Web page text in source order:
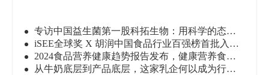
专访中国益生菌第一股科拓生物：用科学的态度持续打造卓越益生菌产品
iSEE全球奖 X 胡润中国食品行业百强榜首批入围企业公布！
2024食品营养健康趋势报告发布，健康营养食品的创新解法有哪些?
从牛奶底层到产品底层，这家乳企何以成为行业爆款制造机？